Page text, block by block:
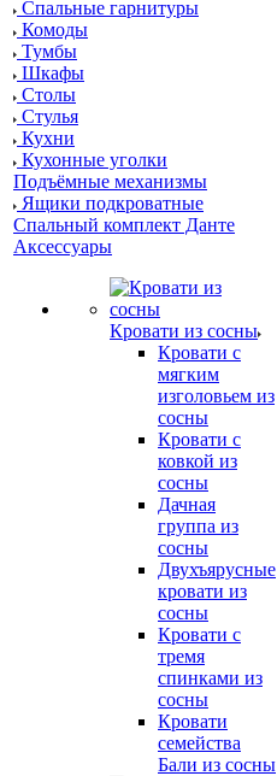
Спальные гарнитуры
Комоды
Тумбы
Шкафы
Столы
Стулья
Кухни
Кухонные уголки
Подъёмные механизмы
Ящики подкроватные
Спальный комплект Данте
Аксессуары
Кровати из сосны
Кровати с
мягким
изголовьем из
сосны
Кровати с
ковкой из
сосны
Дачная
группа из
сосны
Двухъярусные
кровати из
сосны
Кровати с
тремя
спинками из
сосны
Кровати
семейства
Бали из сосны